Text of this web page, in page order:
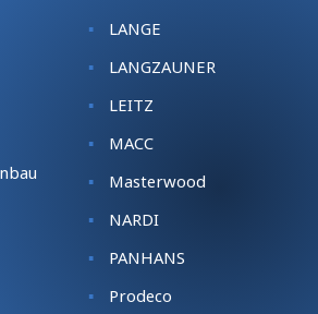
LANGE
LANGZAUNER
LEITZ
MACC
Masterwood
NARDI
PANHANS
Prodeco